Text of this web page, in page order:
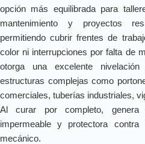
opción más equilibrada para
mantenimiento y proyectos
permitiendo cubrir frentes de
color ni interrupciones por falta de
otorga una excelente
estructuras complejas como
comerciales, tuberías industriales,
Al curar por completo, genera
impermeable y protectora
mecánico.